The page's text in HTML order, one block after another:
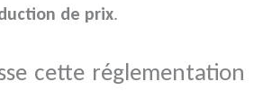
de prix.
cette réglementation